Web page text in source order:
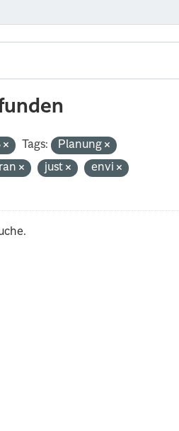
Tags:
Planung
just
envi